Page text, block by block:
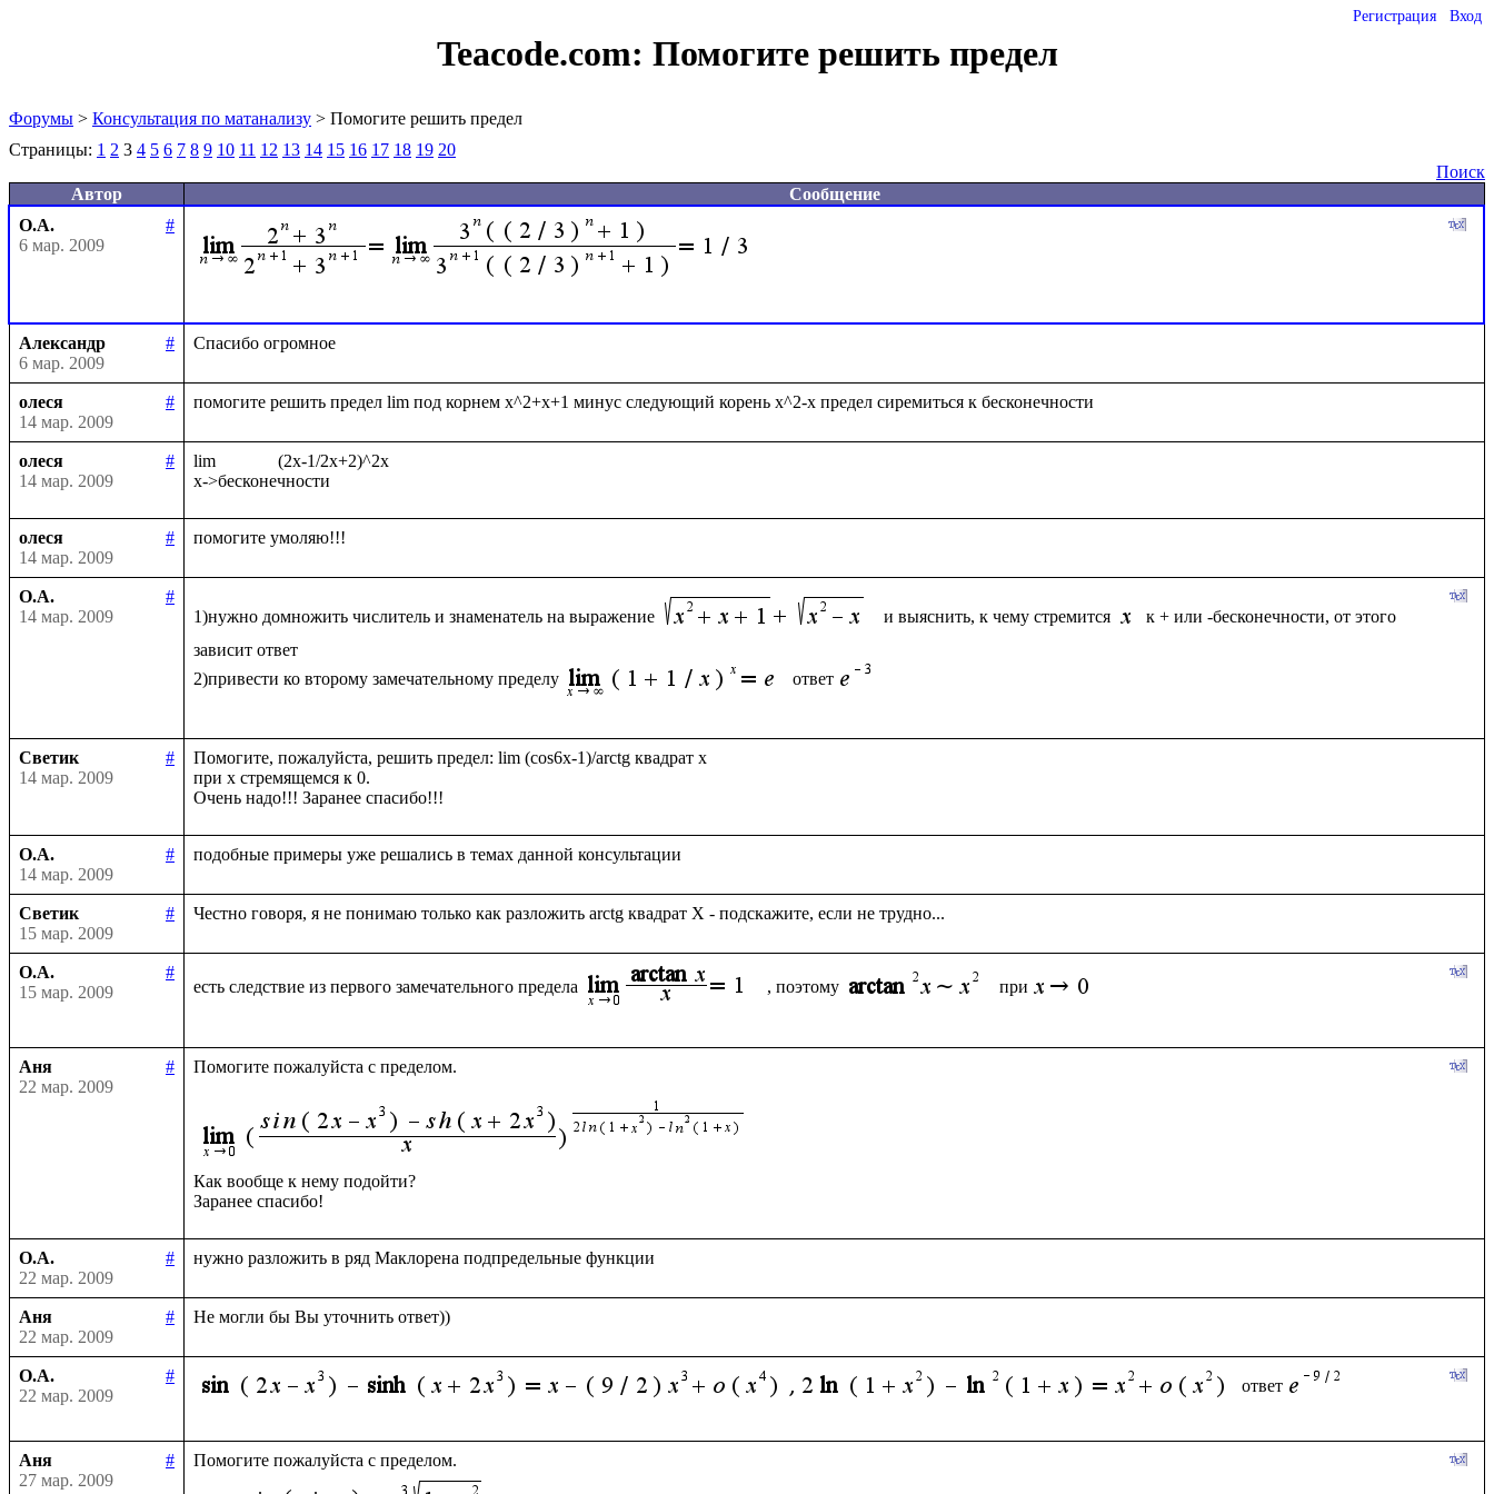
Регистрация Вход
Teacode.com: Помогите решить предел
Форумы > Консультация по матанализу > Помогите решить предел
Страницы: 1 2 3 4 5 6 7 8 9 10 11 12 13 14 15 16 17 18 19 20
Поиск
Автор
Сообщение
О.А.
#
6 мар. 2009
Александр
#
6 мар. 2009
олеся
#
14 мар. 2009
олеся
#
14 мар. 2009
lim              (2x-1/2x+2)^2x
олеся
#
14 мар. 2009
О.А.
#
14 мар. 2009
1)нужно домножить числитель и знаменатель на выражение и выяснить, к чему стремится
к + или -бесконечности, от этого
зависит ответ
2)привести ко второму замечательному пределу
ответ
Светик
#
14 мар. 2009
Помогите, пожалуйста, решить предел: lim (cos6x-1)/arctg квадрат x
при х стремящемся к 0.
О.А.
#
14 мар. 2009
Светик
#
15 мар. 2009
О.А.
#
15 мар. 2009
есть следствие из первого замечательного предела , поэтому при
Аня
#
22 мар. 2009
Помогите пожалуйста с пределом.
Как вообще к нему подойти?
О.А.
#
22 мар. 2009
Аня
#
22 мар. 2009
О.А.
#
22 мар. 2009
ответ
Аня
#
27 мар. 2009